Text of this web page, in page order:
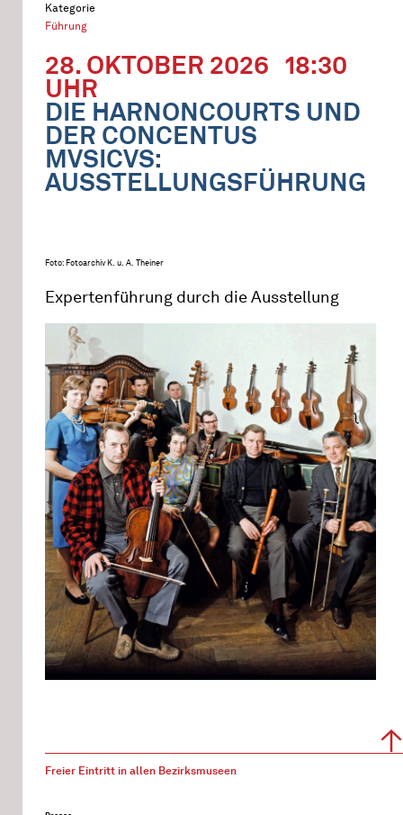
Kategorie
Führung
28. OKTOBER 2026 18:30
UHR
DIE HARNONCOURTS UND
DER CONCENTUS
MVSICVS:
AUSSTELLUNGSFÜHRUNG
Foto: Fotoarchiv K. u. A. Theiner
Expertenführung durch die Ausstellung
Freier Eintritt in allen Bezirksmuseen